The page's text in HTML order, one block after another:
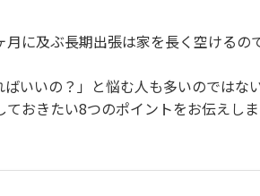
に及ぶ長期出張は家を長く空ける
いいの？」と悩む人も多いのでは
おきたい8つのポイントをお伝えしま